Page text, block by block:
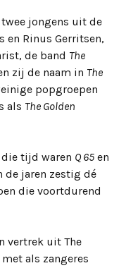
jongens uit de
en Rinus Gerritsen,
de band The
zij de naam in The
popgroepen
als The Golden
tijd waren Q 65 en
de jaren zestig dé
die voortdurend
vertrek uit The
als zangeres